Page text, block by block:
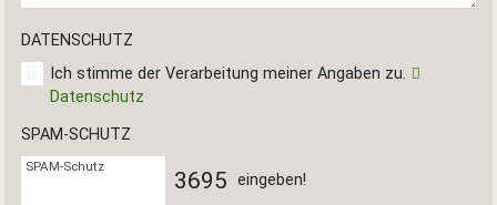
DATENSCHUTZ
Ich stimme der Verarbeitung meiner Angaben zu.
Datenschutz
SPAM-SCHUTZ
SPAM-Schutz
3695 eingeben!